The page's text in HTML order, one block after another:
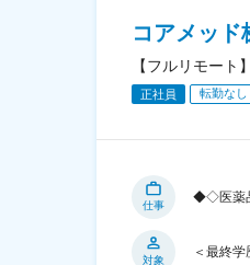
コアメッド
【フルリモー
正社員 転勤なし
仕事
◆◇医薬
対象
＜最終